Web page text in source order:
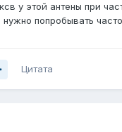
у этой антены при
нужно попробывать
Цитата